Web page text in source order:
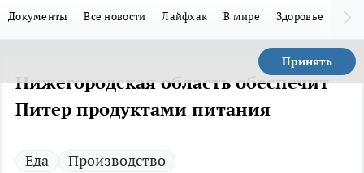
Документы Все новости Лайфхак В мире Здоровье
Принять
Нижегородская область обеспечит
Питер продуктами питания
Еда Производство